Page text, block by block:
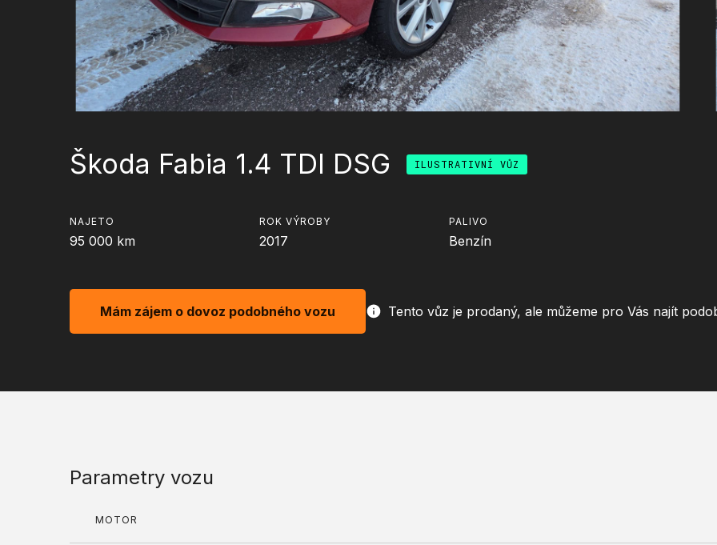
Škoda Fabia 1.4 TDI DSG ILUSTRATIVNÍ VŮZ
NAJETO
95 000 km
ROK VÝROBY
2017
PALIVO
Benzín
Mám zájem o dovoz podobného vozu Tento vůz je prodaný, ale můžeme pro Vás najít
Parametry vozu
MOTOR